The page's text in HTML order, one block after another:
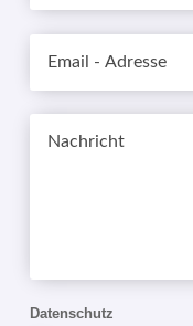
Datenschutz